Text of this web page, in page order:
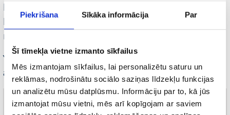
Piekrišana Sīkāka informācija Par
Šī tīmekļa vietne izmanto sīkfailus
Mēs izmantojam sīkfailus, lai personalizētu saturu un
reklāmas, nodrošinātu sociālo saziņas līdzekļu funkcijas
un analizētu mūsu datplūsmu. Informāciju par to, kā jūs
izmantojat mūsu vietni, mēs arī kopīgojam ar saviem
kampaņām. Pēc YouTube reklāmas
kampaņas strauji pieaug produkta
meklējumu skaits.
YouTube ļauj lieliski veicināt zīmola
atpazīstamību.